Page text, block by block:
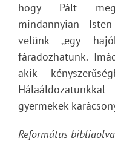
hogy Pált
mindannyian
velünk „egy
fáradozhatunk.
akik
gyermekek
Református